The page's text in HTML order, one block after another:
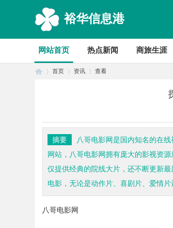
裕华信息港
网站首页 热点新闻 商旅生涯
首页 资讯 查看
摘要
八哥电影网是国内知名的在
网站，八哥电影网拥有庞大的影视资
仅提供经典的院线大片，还不断更新
电影，无论是动作片、喜剧片、爱情片
八哥电影网